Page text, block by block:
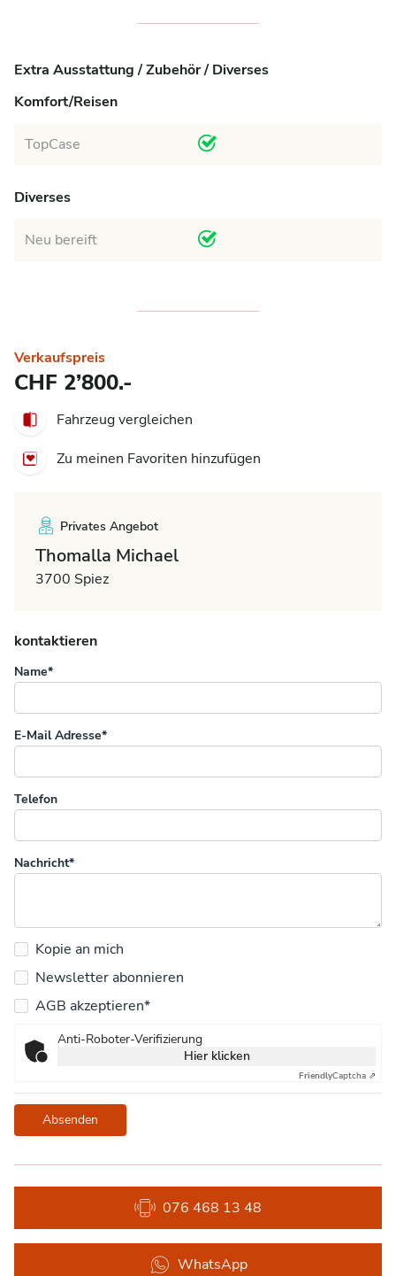
Extra Ausstattung / Zubehör / Diverses
Komfort/Reisen
TopCase
Diverses
Neu bereift
Verkaufspreis
CHF 2’800.-
Fahrzeug vergleichen
Zu meinen Favoriten hinzufügen
Privates Angebot
Thomalla Michael
3700 Spiez
kontaktieren
Name*
E-Mail Adresse*
Telefon
Nachricht*
Kopie an mich
Newsletter abonnieren
AGB akzeptieren*
Anti-Roboter-Verifizierung
Hier klicken
FriendlyCaptcha ⇗
Absenden
076 468 13 48
WhatsApp